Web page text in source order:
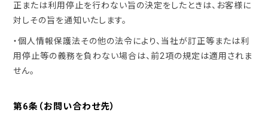
正または利用停止を行わない旨の決定をしたときは、お客様に
対しその旨を通知いたします。
・個人情報保護法その他の法令により、当社が訂正等または利
用停止等の義務を負わない場合は、前2項の規定は適用されま
せん。
第6条（お問い合わせ先）